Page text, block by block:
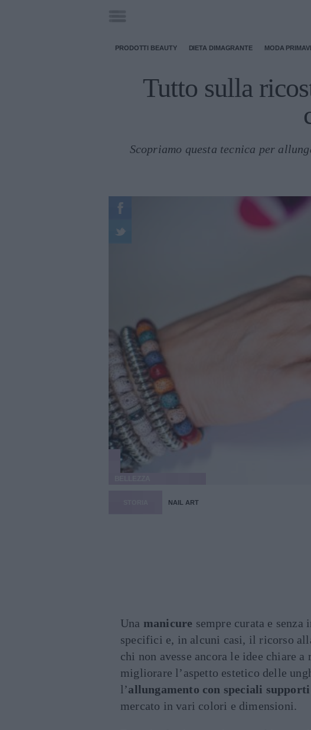
PRODOTTI BEAUTY DIETA DIMAGRANTE MODA
Tutto sulla
Scopriamo questa tecnica per
NAIL ART
Una manicure sempre curata e
specifici e, in alcuni casi, il ricorso
chi non avesse ancora le idee chiare
migliorare l’aspetto estetico delle
l’allungamento con speciali supporti
mercato in vari colori e dimensioni.